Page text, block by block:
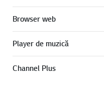
Browser web
Player de muzică
Channel Plus